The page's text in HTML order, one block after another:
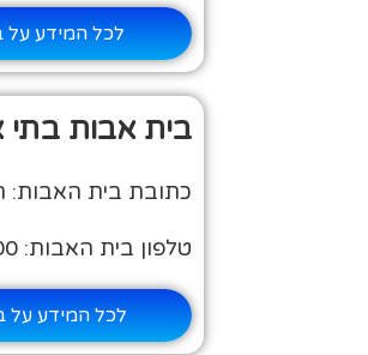
לכל המידע על
בית אבות בתי
כתובת בית האבות:
טלפון בית האבות: 03-6758300
לכל המידע על